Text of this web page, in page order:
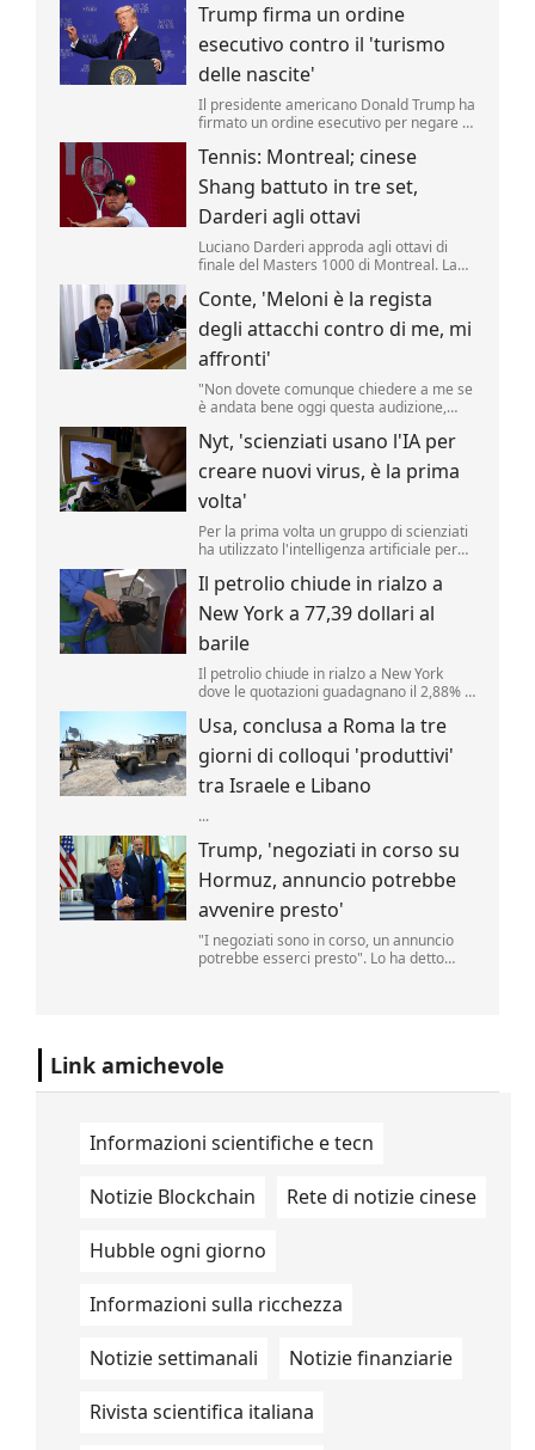
riporta una fonte militare.
Trump firma un ordine
esecutivo contro il 'turismo
delle nascite'
Il presidente americano Donald Trump ha
firmato un ordine esecutivo per negare la
Uniti nell'ambito del cosiddetto 'turismo
delle nascite'. Lo ha annunciato il tycoon,
incontrando i media nello Studio Ovale. .
Tennis: Montreal; cinese
Shang battuto in tre set,
Darderi agli ottavi
Luciano Darderi approda agli ottavi di
finale del Masters 1000 di Montreal. La
superato in rimonta il cinese Shang
Juncheng, n.
Conte, 'Meloni è la regista
degli attacchi contro di me, mi
affronti'
"Non dovete comunque chiedere a me se
è andata bene oggi questa audizione,
soddisfatta, perché lei è la regista di tutto
Nyt, 'scienziati usano l'IA per
creare nuovi virus, è la prima
volta'
Per la prima volta un gruppo di scienziati
ha utilizzato l'intelligenza artificiale per
speranze di progressi in campo medico
ma sollevando al contempo la
preoccupante possibilità che, un giorno,
tale tecnologia poss...
Il petrolio chiude in rialzo a
New York a 77,39 dollari al
barile
Il petrolio chiude in rialzo a New York
dove le quotazioni guadagnano il 2,88% a
Usa, conclusa a Roma la tre
giorni di colloqui 'produttivi'
tra Israele e Libano
...
Trump, 'negoziati in corso su
Hormuz, annuncio potrebbe
avvenire presto'
"I negoziati sono in corso, un annuncio
potrebbe esserci presto". Lo ha detto
Link amichevole
Informazioni scientifiche e tecn
Notizie Blockchain Rete di notizie cinese
Hubble ogni giorno
Informazioni sulla ricchezza
Notizie settimanali Notizie finanziarie
Rivista scientifica italiana